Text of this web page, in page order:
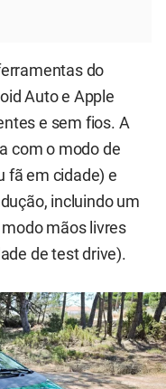
do
Auto e Apple
e sem fios. A
com o modo de
fã em cidade) e
incluindo um
mãos livres
de test drive).